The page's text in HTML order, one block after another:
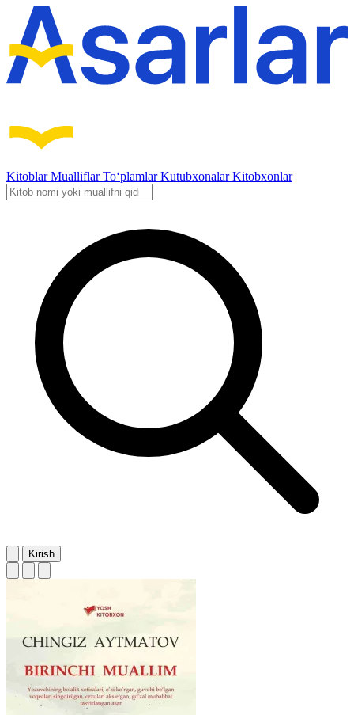
KitoblarMualliflarTo‘plamlarKutubxonalarKitobxonlar
Kirish